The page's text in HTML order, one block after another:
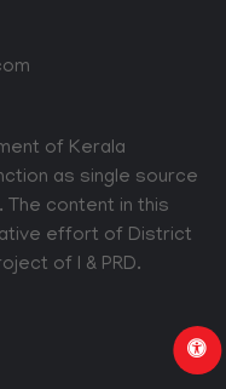
of Kerala
as single source
content in this
effort of District
of I & PRD.